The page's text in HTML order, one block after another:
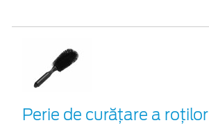
Perie de curățare a roților